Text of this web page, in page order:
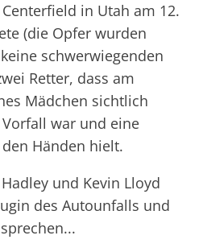
in Utah am 12.
(die Opfer wurden
schwerwiegenden
Retter, dass am
Mädchen sichtlich
war und eine
Händen hielt.
und Kevin Lloyd
des Autounfalls und